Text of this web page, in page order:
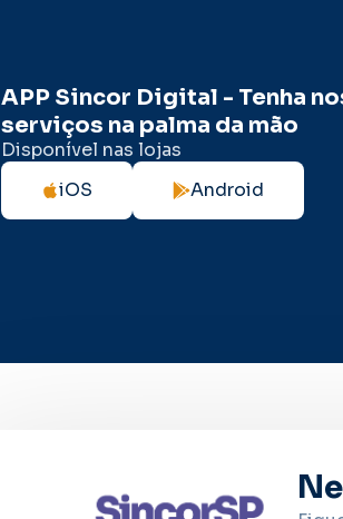
APP Sincor Digital - Tenha
serviços na palma da mão
Disponível nas lojas
iOS
Android